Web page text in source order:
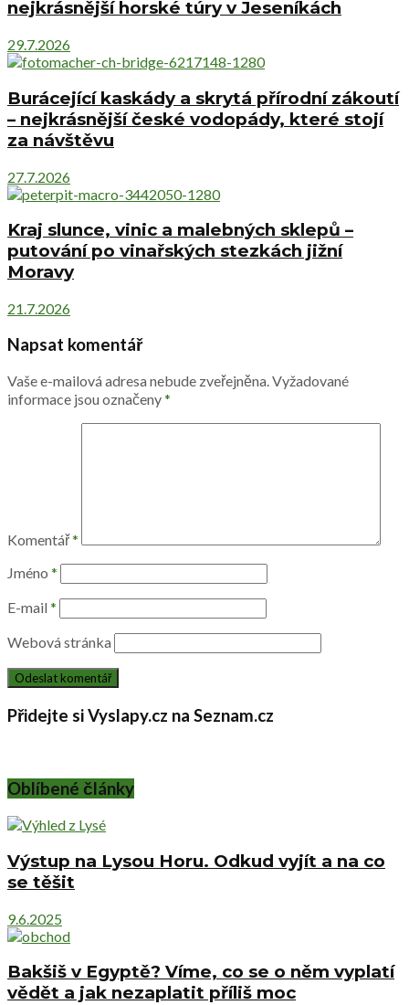
nejkrásnější horské túry v Jeseníkách
29.7.2026
Burácející kaskády a skrytá přírodní zákoutí
– nejkrásnější české vodopády, které stojí
za návštěvu
27.7.2026
Kraj slunce, vinic a malebných sklepů –
putování po vinařských stezkách jižní
Moravy
21.7.2026
Napsat komentář
Vaše e-mailová adresa nebude zveřejněna.Vyžadované
informace jsou označeny*
Komentář*
Jméno *
E-mail *
Webová stránka
Přidejte si Vyslapy.cz na Seznam.cz
Oblíbené články
Výstup na Lysou Horu. Odkud vyjít a na co
se těšit
9.6.2025
Bakšiš v Egyptě? Víme, co se o něm vyplatí
vědět a jak nezaplatit příliš moc